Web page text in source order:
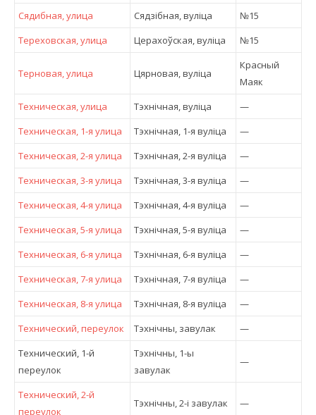
Сядибная, улица
Сядзібная, вулiца
№15
Тереховская, улица
Церахоўская, вулiца №15
Терновая, улица Цярновая, вулiца
Красный
Маяк
Техническая, улица
Тэхнічная, вулiца
—
Техническая, 1-я улица
Тэхнічная, 1-я вулiца
—
Техническая, 2-я улица
Тэхнічная, 2-я вулiца
—
Техническая, 3-я улица
Тэхнічная, 3-я вулiца
—
Техническая, 4-я улица
Тэхнічная, 4-я вулiца
—
Техническая, 5-я улица
Тэхнічная, 5-я вулiца
—
Техническая, 6-я улица
Тэхнічная, 6-я вулiца
—
Техническая, 7-я улица
Тэхнічная, 7-я вулiца
—
Техническая, 8-я улица
Тэхнічная, 8-я вулiца
—
Технический, переулок
Тэхнічны, завулак
—
Технический, 1-й
переулок
Тэхнічны, 1-ы
завулак
—
Технический, 2-й
переулок
Тэхнічны, 2-і завулак —